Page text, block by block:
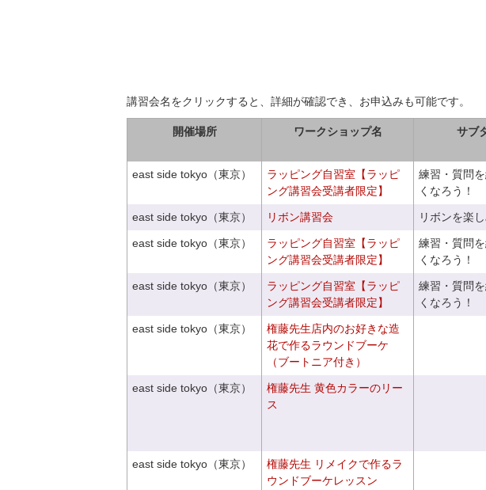
講習会名をクリックすると、詳細が確認でき、お申込みも可能です。
開催場所 ワークショップ名 サブ
east side tokyo（東京）
ラッピング自習室【ラッピ
ング講習会受講者限定】
練習・質問
くなろう！
east side tokyo（東京） リボン講習会 リボンを楽
east side tokyo（東京）
ラッピング自習室【ラッピ
ング講習会受講者限定】
練習・質問
くなろう！
east side tokyo（東京）
ラッピング自習室【ラッピ
ング講習会受講者限定】
練習・質問
くなろう！
east side tokyo（東京）
権藤先生店内のお好きな造
花で作るラウンドブーケ
（ブートニア付き）
east side tokyo（東京）
権藤先生 黄色カラーのリー
ス
east side tokyo（東京）
権藤先生 リメイクで作るラ
ウンドブーケレッスン